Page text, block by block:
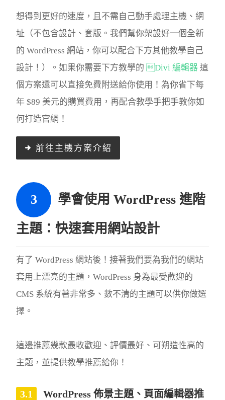
想得到更好的速度，且不需自己動手處理主機、網
址（不包含設計、套版。我們幫你架設好一個全新
的 WordPress 網站，你可以配合下方其他教學自己
設計！）。如果你需要下方教學的 Divi 編輯器 這
個方案還可以直接免費附送給你使用！為你省下每
年 $89 美元的購買費用，再配合教學手把手教你如
何打造官網！
前往主機方案介紹
學會使用 WordPress 進階
主題：快速套用網站設計
有了 WordPress 網站後！接著我們要為我們的網站
套用上漂亮的主題，WordPress 身為最受歡迎的
CMS 系統有著非常多、數不清的主題可以供你做選
擇。
這邊推薦幾款最收歡迎、評價最好、可朔造性高的
主題，並提供教學推薦給你！
WordPress 佈景主題、頁面編輯器推